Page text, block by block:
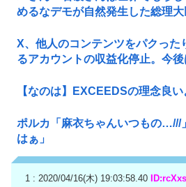
めるなデモが自然発生した総理大
X、他人のコンテンツをパクった
るアカウントの収益化停止。今
【なのは】EXCEEDSの理念良い
ポルカ「麻衣ちゃんいつもの
はぁ」
1 : 2020/04/16(木) 19:03:58.40